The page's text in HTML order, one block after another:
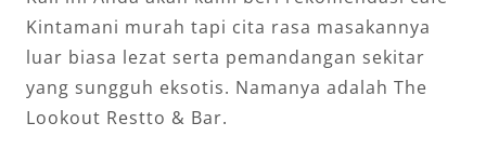
Kintamani murah tapi cita rasa masakannya
luar biasa lezat serta pemandangan sekitar
yang sungguh eksotis. Namanya adalah The
Lookout Restto & Bar.